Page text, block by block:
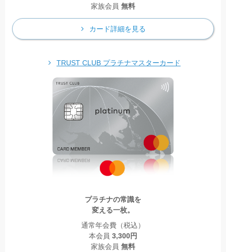
家族会員 無料
カード詳細を見る
TRUST CLUB プラチナマスターカード
プラチナの常識を
変える一枚。
通常年会費（税込）
本会員 3,300円
家族会員 無料